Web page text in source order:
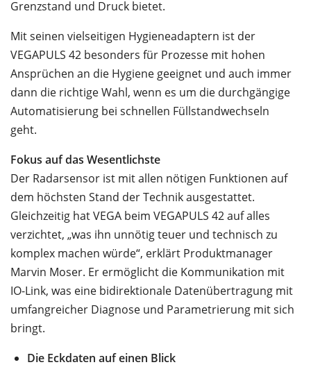
Grenzstand und Druck bietet.
Mit seinen vielseitigen Hygieneadaptern ist der
VEGAPULS 42 besonders für Prozesse mit hohen
Ansprüchen an die Hygiene geeignet und auch immer
dann die richtige Wahl, wenn es um die durchgängige
Automatisierung bei schnellen Füllstandwechseln
geht.
Fokus auf das Wesentlichste
Der Radarsensor ist mit allen nötigen Funktionen auf
dem höchsten Stand der Technik ausgestattet.
Gleichzeitig hat VEGA beim VEGAPULS 42 auf alles
verzichtet, „was ihn unnötig teuer und technisch zu
komplex machen würde“, erklärt Produktmanager
Marvin Moser. Er ermöglicht die Kommunikation mit
IO-Link, was eine bidirektionale Datenübertragung mit
umfangreicher Diagnose und Parametrierung mit sich
bringt.
Die Eckdaten auf einen Blick